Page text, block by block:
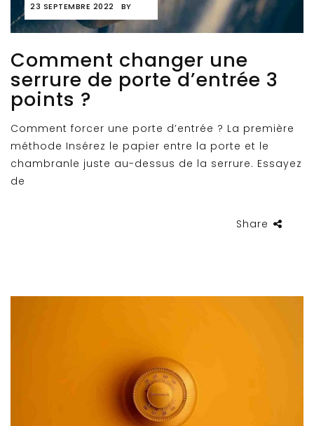
23 SEPTEMBRE 2022 BY
Comment changer une
serrure de porte d’entrée 3
points ?
Comment forcer une porte d’entrée ? La première
méthode Insérez le papier entre la porte et le
chambranle juste au-dessus de la serrure. Essayez
de
Share